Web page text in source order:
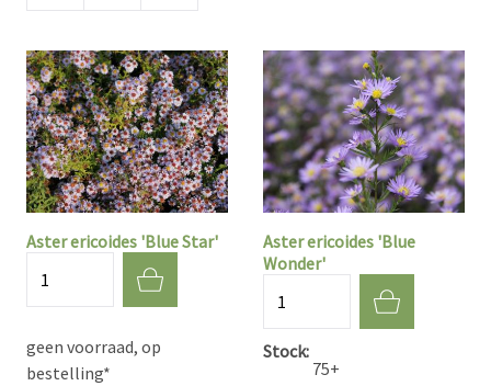
Aster ericoides 'Blue Star'
geen voorraad, op
bestelling*
Aster ericoides 'Blue
Wonder'
Stock
75+